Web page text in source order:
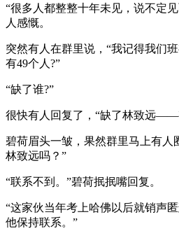
“很多人都整整十年未见，说不定
人感慨。
突然有人在群里说，“我记得我们
有49个人?”
“缺了谁?”
很快有人回复了，“缺了林致远——
碧荷眉头一皱，果然群里马上有人
林致远吗？”
“联系不到。”碧荷抿抿嘴回复。
“这家伙当年考上哈佛以后就销声
他保持联系。”